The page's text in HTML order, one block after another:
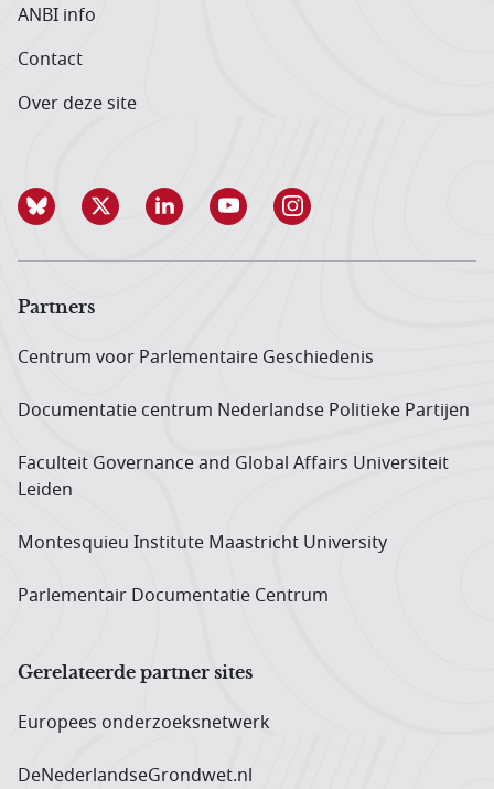
ANBI info
Contact
Over deze site
Partners
Centrum voor Parlementaire Geschiedenis
Documentatie centrum Neder­landse Politieke Partijen
Faculteit Governance and Global Affairs Universiteit
Leiden
Montesquieu Institute Maastricht University
Parlementair Documentatie Centrum
Gerelateerde partner sites
Europees onderzoeks­netwerk
DeNederlandseGrondwet.nl